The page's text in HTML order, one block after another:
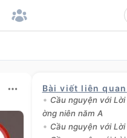
Bài viết liên quan
Cầu nguyện với
ờng niên năm A
Cầu nguyện với